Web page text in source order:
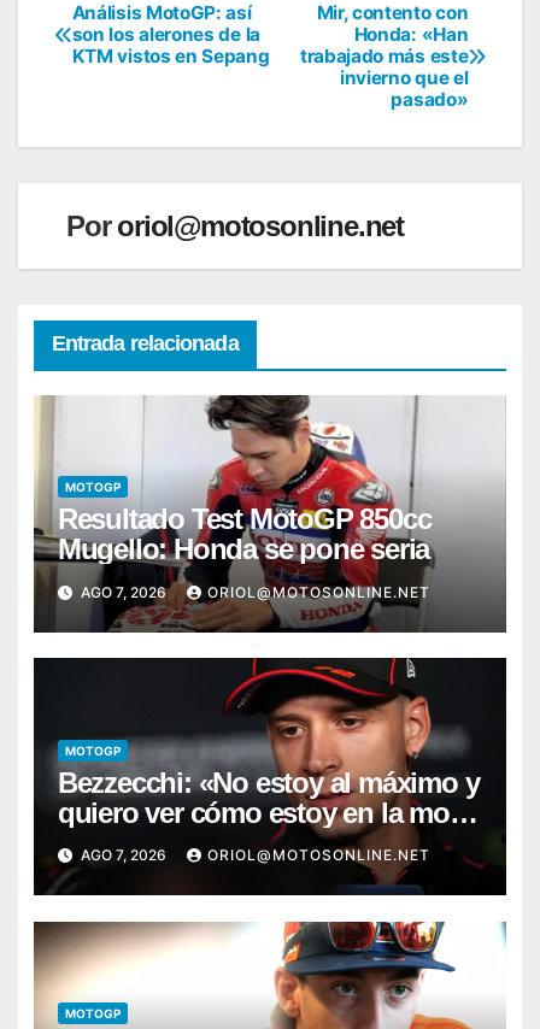
Navegación
de
Mir, contento con
Honda: «Han
trabajado más este
invierno que el
pasado»
Análisis MotoGP: así
son los alerones de la
KTM vistos en Sepang
Pororiol@motosonline.net
Entrada relacionada
MOTOGP
Resultado Test MotoGP 850cc
Mugello: Honda se pone seria
AGO 7, 2026 ORIOL@MOTOSONLINE.NET
MOTOGP
Bezzecchi: «No estoy al máximo y
quiero ver cómo estoy en la moto;
desde Aragón será una guerra»
AGO 7, 2026 ORIOL@MOTOSONLINE.NET
MOTOGP